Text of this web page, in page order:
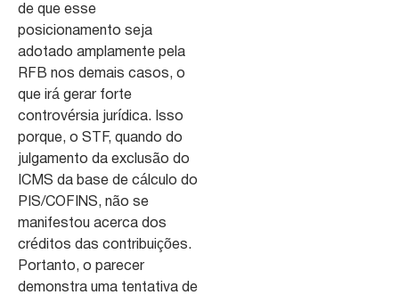
de que esse
posicionamento seja
adotado amplamente pela
RFB nos demais casos, o
que irá gerar forte
controvérsia jurídica. Isso
porque, o STF, quando do
julgamento da exclusão do
ICMS da base de cálculo do
PIS/COFINS, não se
manifestou acerca dos
créditos das contribuições.
Portanto, o parecer
demonstra uma tentativa de